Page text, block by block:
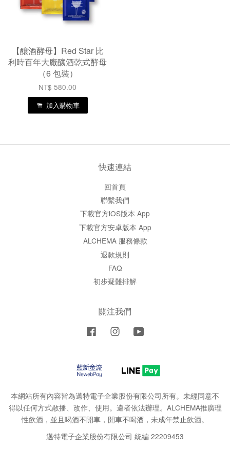
【釀酒酵母】Red Star 比
利時百年大廠釀酒乾式酵母
（6 包裝）
NT$ 580.00
加入購物車
快速連結
回首頁
聯繫我們
下載官方iOS版本 App
下載官方安卓版本 App
ALCHEMA 服務條款
退款規則
FAQ
初步疑難排解
關注我們
Facebook Instagram
本網站所有內容皆為邁特電子企業股份有限公司所有。未經同意不
得以任何方式散播、改作、使用。違者依法辦理。ALCHEMA推廣理
性飲酒，並且喝酒不開車，開車不喝酒，未成年禁止飲酒。
邁特電子企業股份有限公司 統編 22209453